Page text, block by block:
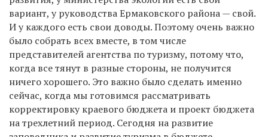
вариант, у руководства Ермаковского района — свой.
И у каждого есть свои доводы. Поэтому очень важно
было собрать всех вместе, в том числе
представителей агентства по туризму, потому что,
когда все тянут в разные стороны, не получится
ничего хорошего. Это важно было сделать именно
сейчас, когда мы готовимся рассматривать
корректировку краевого бюджета и проект бюджета
на трехлетний период. Сегодня на развитие